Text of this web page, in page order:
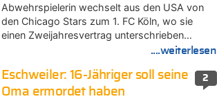
Abwehrspielerin wechselt aus den USA von
den Chicago Stars zum 1. FC Köln, wo sie
einen Zweijahresvertrag unterschrieben…
....weiterlesen
2
Eschweiler: 16-Jähriger soll seine
Oma ermordet haben